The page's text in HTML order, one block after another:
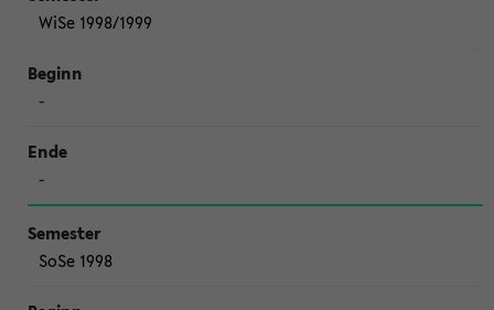
WiSe 1998/1999
-
-
SoSe 1998